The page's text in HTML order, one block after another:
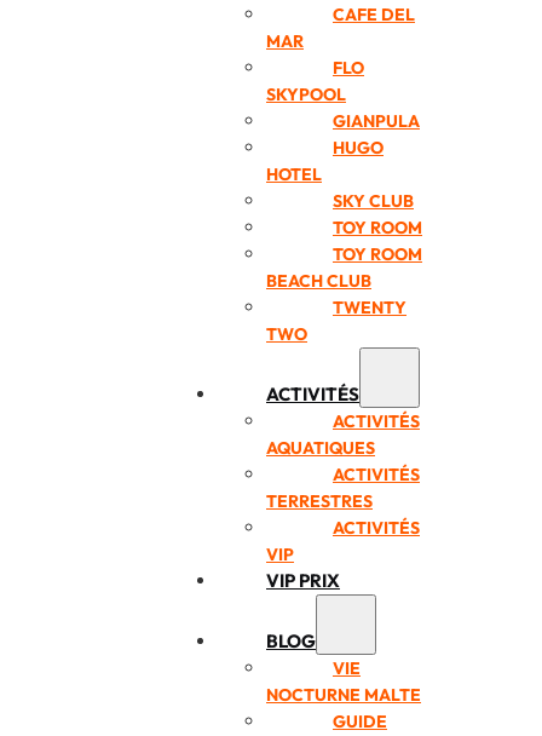
CAFE DEL
MAR
FLO
SKYPOOL
GIANPULA
HUGO
HOTEL
SKY CLUB
TOY ROOM
TOY ROOM
BEACH CLUB
TWENTY
TWO
ACTIVITÉS
ACTIVITÉS
AQUATIQUES
ACTIVITÉS
TERRESTRES
ACTIVITÉS
VIP
VIP PRIX
BLOG
VIE
NOCTURNE MALTE
GUIDE